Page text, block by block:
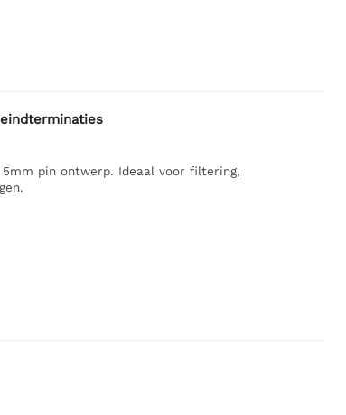
5mm pin ontwerp. Ideaal voor filtering,